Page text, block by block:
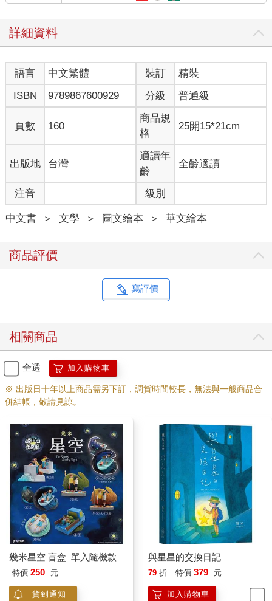
詳細資料
語言 中文繁體 裝訂
精裝
ISBN
9789867600929 分級 普通級
頁數 160
商品規
格
25開15*21cm
出版地 台灣
適讀年
齡
全齡適讀
注音 級別
中文書 ＞ 文學 ＞ 圖文繪本 ＞ 華文繪本
商品評價
寫評價
相關商品
全選 加入購物車
※ 出版日十年以上商品需另下訂，調貨時間較長，無法與一般商品合
併結帳，敬請見諒。
幾米星空 盲盒_單入隨機款
特價 250 元
貨到通知
與星星的交換日記
79 折 特價 379 元
加入購物車